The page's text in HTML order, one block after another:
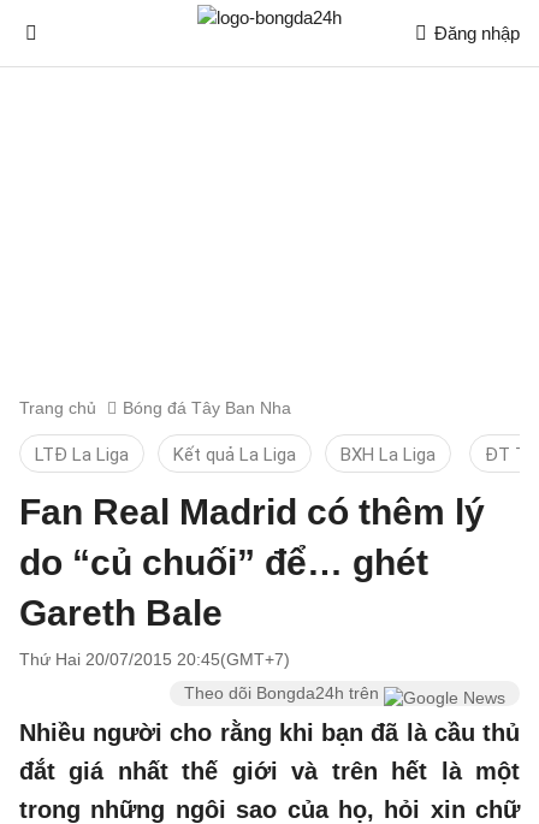
Đăng nhập
Trang chủ Bóng đá Tây Ban Nha
LTĐ La Liga Kết quả La Liga BXH La Liga ĐT
Fan Real Madrid có thêm lý
do “củ chuối” để… ghét
Gareth Bale
Thứ Hai 20/07/2015 20:45(GMT+7)
Theo dõi Bongda24h trên
Nhiều người cho rằng khi bạn đã là cầu thủ
đắt giá nhất thế giới và trên hết là một
trong những ngôi sao của họ, hỏi xin chữ